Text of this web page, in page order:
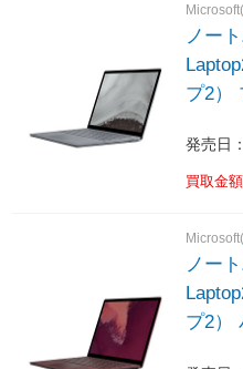
ノー
プ2）
Core
/メモ
発売日
買取金額
ノー
プ2）